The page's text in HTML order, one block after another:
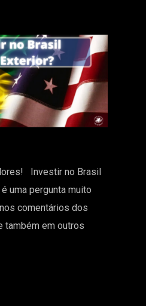
Investir no Brasil
uma pergunta muito
comentários dos
também em outros